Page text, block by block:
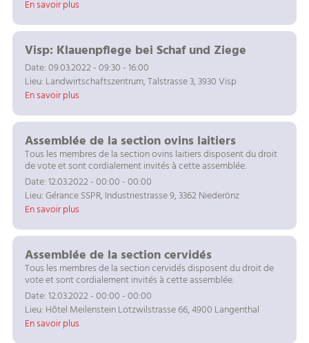
En savoir plus
Visp: Klauenpflege bei Schaf und Ziege
Date: 09.03.2022 - 09:30 - 16:00
Lieu: Landwirtschaftszentrum, Talstrasse 3, 3930 Visp
En savoir plus
Assemblée de la section ovins laitiers
Tous les membres de la section ovins laitiers disposent du droit
de vote et sont cordialement invités à cette assemblée.
Date: 12.03.2022 - 00:00 - 00:00
Lieu: Gérance SSPR, Industriestrasse 9, 3362 Niederönz
En savoir plus
Assemblée de la section cervidés
Tous les membres de la section cervidés disposent du droit de
vote et sont cordialement invités à cette assemblée.
Date: 12.03.2022 - 00:00 - 00:00
Lieu: Hôtel Meilenstein Lotzwilstrasse 66, 4900 Langenthal
En savoir plus